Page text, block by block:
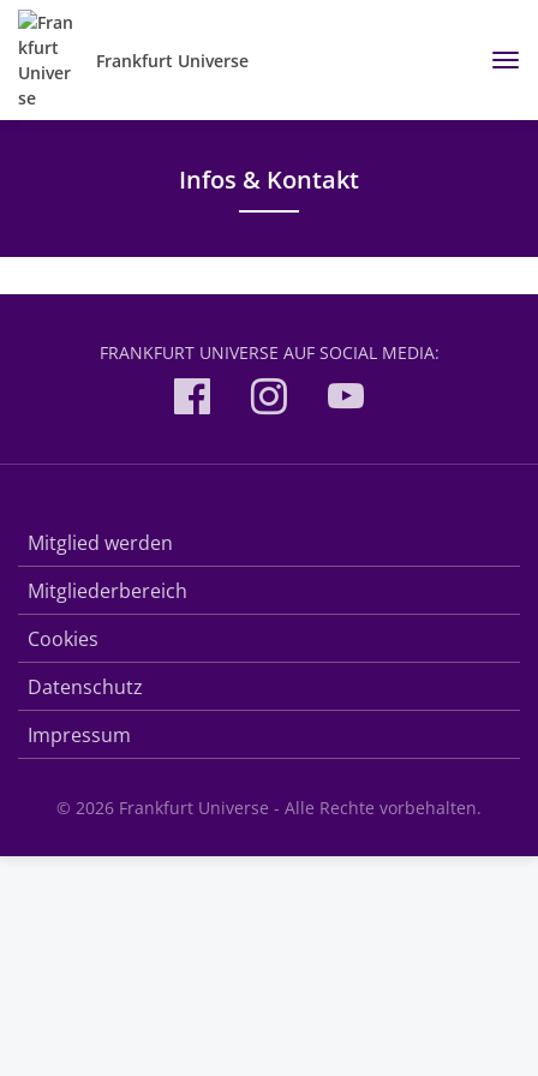
Frankfurt Universe
Infos & Kontakt
FRANKFURT UNIVERSE AUF SOCIAL MEDIA:
Mitglied werden
Mitgliederbereich
Cookies
Datenschutz
Impressum
© 2026 Frankfurt Universe - Alle Rechte vorbehalten.